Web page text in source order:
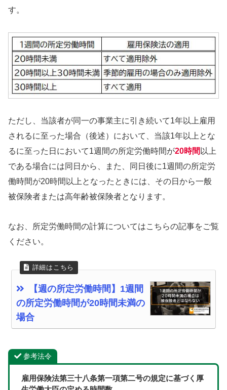
す。
ただし、当該者が同一の事業主に引き続いて1年以上雇用
されるに至った場合（後述）において、当該1年以上とな
るに至った日において1週間の所定労働時間が20時間 以上
である場合には同日から、また、同日後に1週間の所定労
働時間が20時間以上となったときには、その日から一般
被保険者または高年齢被保険者となります。
なお、所定労働時間の計算についてはこちらの記事をご覧
ください。
【週の所定労働時間】1週間
の所定労働時間が20時間未満の
場合
参考法令
雇用保険法第三十八条第一項第二号の規定に基づく厚